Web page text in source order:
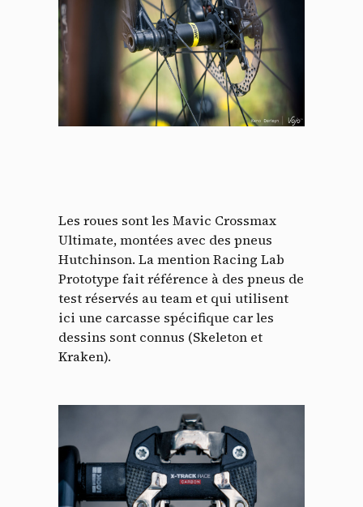
Les roues sont les Mavic Crossmax
Ultimate, montées avec des pneus
Hutchinson. La mention Racing Lab
Prototype fait référence à des pneus de
test réservés au team et qui utilisent
ici une carcasse spécifique car les
dessins sont connus (Skeleton et
Kraken).